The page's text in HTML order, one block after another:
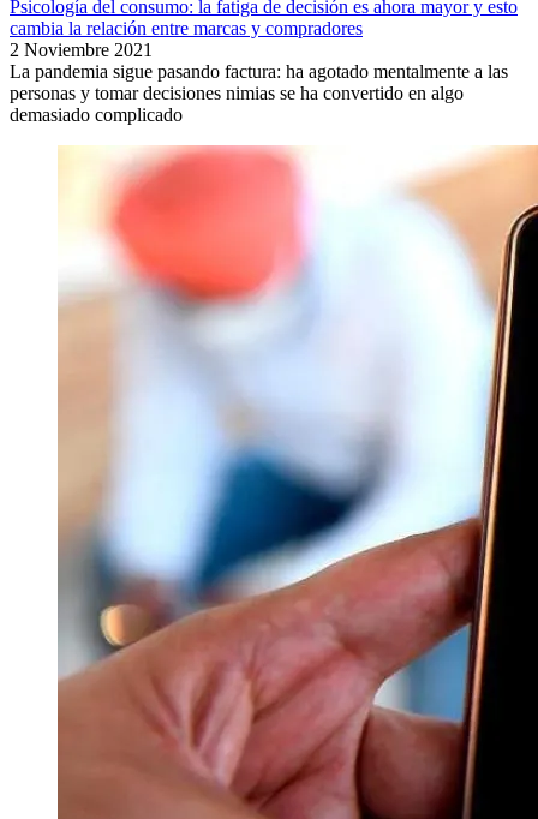
Psicología del consumo: la fatiga de decisión es ahora mayor y esto
cambia la relación entre marcas y compradores
2 Noviembre 2021
La pandemia sigue pasando factura: ha agotado mentalmente a las
personas y tomar decisiones nimias se ha convertido en algo
demasiado complicado